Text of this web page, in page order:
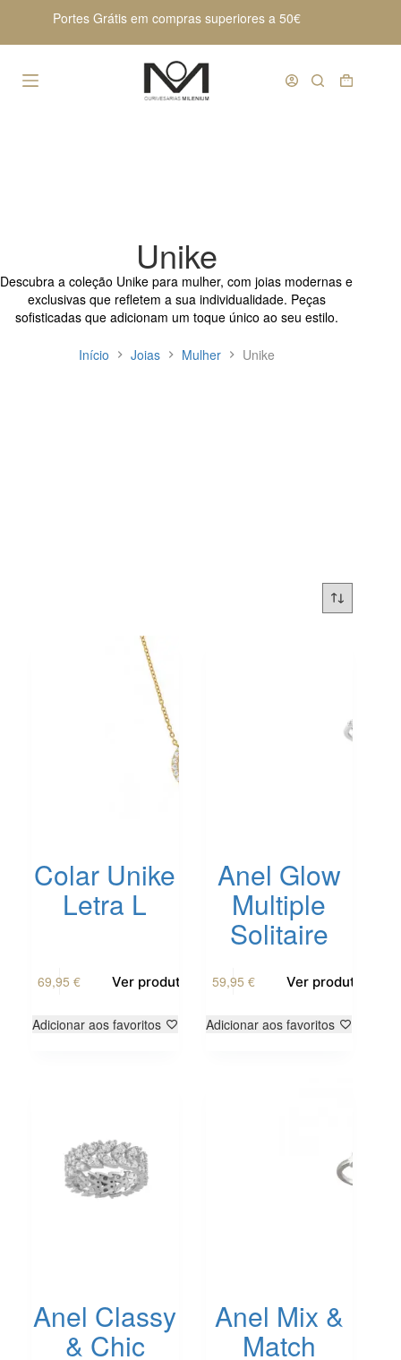
o
Portes Grátis em compras superiores a 50€
Carrinho
Unike
Descubra a coleção Unike para mulher, com joias modernas e
exclusivas que refletem a sua individualidade. Peças
sofisticadas que adicionam um toque único ao seu estilo.
Início Joias Mulher Unike
Colar Unike
Letra L
69,95€ Ver produto
Adicionar aos favoritos
Anel Glow
Multiple
Solitaire
59,95 € Ver produto
Adicionar aos favoritos
Anel Classy
& Chic
Anel Mix &
Match